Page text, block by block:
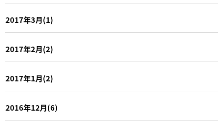
2017年3月(1)
2017年2月(2)
2017年1月(2)
2016年12月(6)